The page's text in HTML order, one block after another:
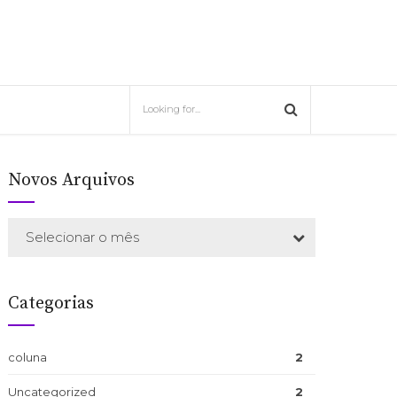
Novos Arquivos
Selecionar o mês
Categorias
coluna 2
Uncategorized 2